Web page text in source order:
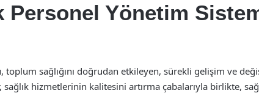
Personel Yönetim
toplum sağlığını doğrudan etkileyen, sürekli gelişim ve
sağlık hizmetlerinin kalitesini artırma çabalarıyla birlikte,